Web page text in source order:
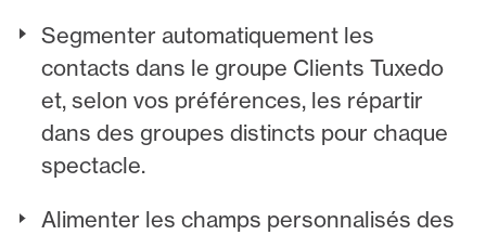
Segmenter automatiquement les
contacts dans le groupe Clients Tuxedo
et, selon vos préférences, les répartir
dans des groupes distincts pour chaque
spectacle.
Alimenter les champs personnalisés des